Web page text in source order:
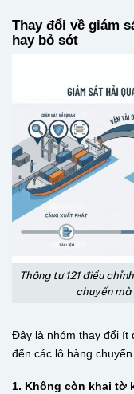
Thay đổi về giám
hay bỏ sót
Thông tư 121 điều
chuyển
Đây là nhóm thay đổi ít
đến các lô hàng
1. Không còn khai tờ